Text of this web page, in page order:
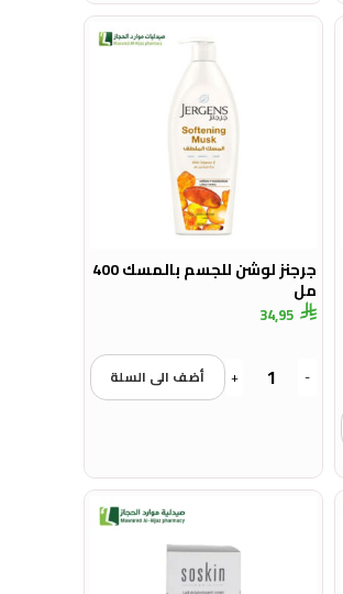
جرجنز لوشن للجسم بالمسك 400
مل
34,95
-
+ أضف الى السلة